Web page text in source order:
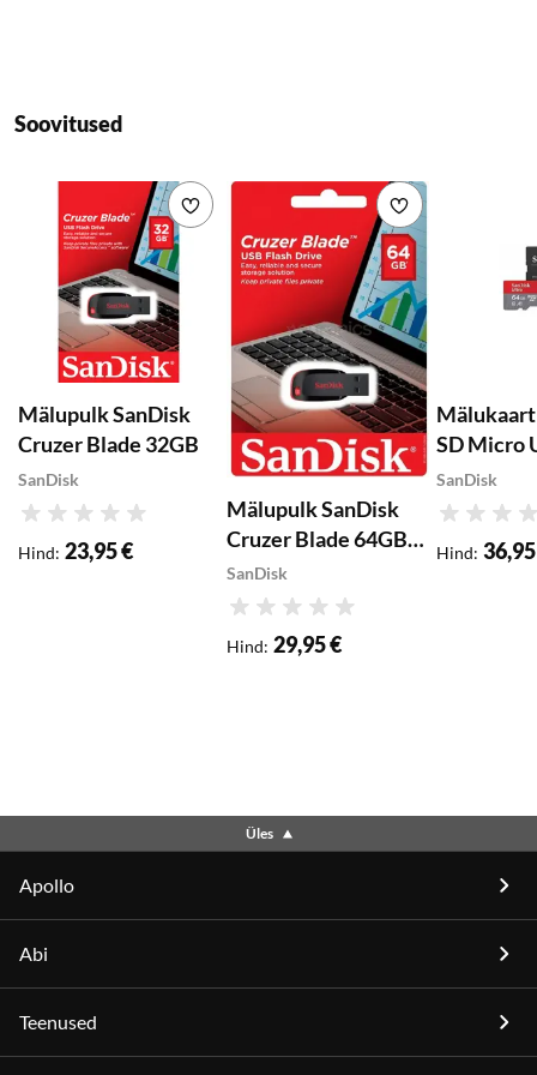
Soovitused
Mälupulk SanDisk
Cruzer Blade 32GB
SanDisk
Hinnang
Hind: 23,95 €
Lisa soovikorvi
Mälupulk SanDisk
Cruzer Blade 64GB,
USB 2.0
SanDisk
Hinnang
Hind: 29,95 €
Lisa soovikorvi
SD Micro
64GB+SD
120MB/s,
SanDisk
Hinnang
Hind:
Üles
Apollo
Abi
Teenused